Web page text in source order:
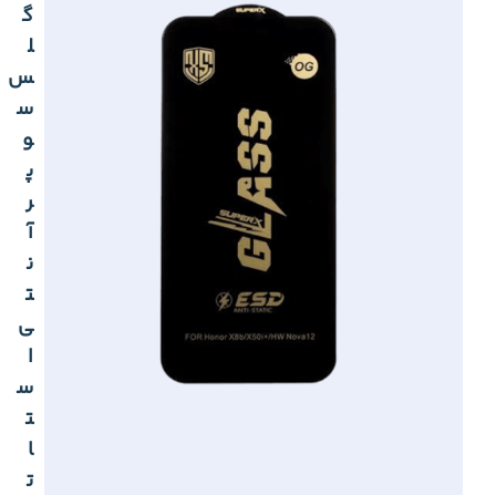
گ
ل
س
س
و
پ
ر
آ
ن
ت
ی
ا
س
ت
ا
ت